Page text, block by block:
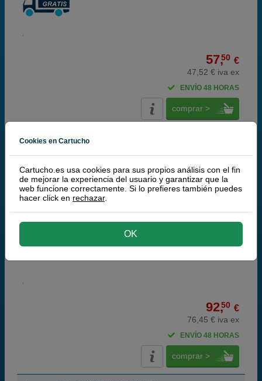
57,50 €
47,52 € iva ex
ENVÍO 48 HORAS
comprar >
Kyocera-Mita
Original de Kyocera-Mita
Kyocera TK-440 toner negro
black
92,50 €
76,45 € iva ex
ENVÍO 48 HORAS
comprar >
Cookies en Cartucho
Cartucho.es usa cookies para sus propios análisis con el fin
de mejorar la experiencia del usuario y garantizar que la
web funcione correctamente. Si lo prefieres también puedes
hacer click en rechazar.
OK